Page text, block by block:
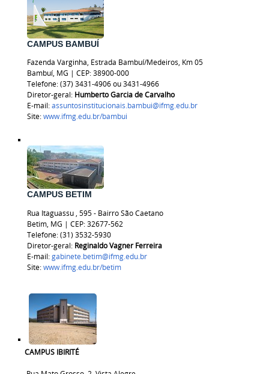
CAMPUS BAMBUÍ
Fazenda Varginha, Estrada Bambuí/Medeiros, Km 05
Bambuí, MG | CEP: 38900-000
Telefone: (37) 3431-4906 ou 3431-4966
Diretor-geral: Humberto Garcia de Carvalho
E-mail:assuntosinstitucionais.bambui@ifmg.edu.br
Site:www.ifmg.edu.br/bambui
CAMPUS BETIM
Rua Itaguassu, 595 - Bairro São Caetano
Betim, MG | CEP:32677-562
Telefone: (31) 3532-5930
Diretor-geral: Reginaldo Vagner Ferreira
E-mail:gabinete.betim@ifmg.edu.br
Site:www.ifmg.edu.br/betim
CAMPUS IBIRITÉ